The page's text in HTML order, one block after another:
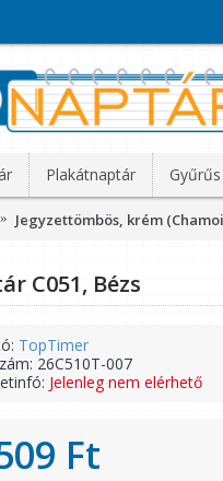
Plakátnaptár
Jegyzettömbös, krém
C051, Bézs
TopTimer
26C510T-007
Jelenleg nem elérhető
Ft